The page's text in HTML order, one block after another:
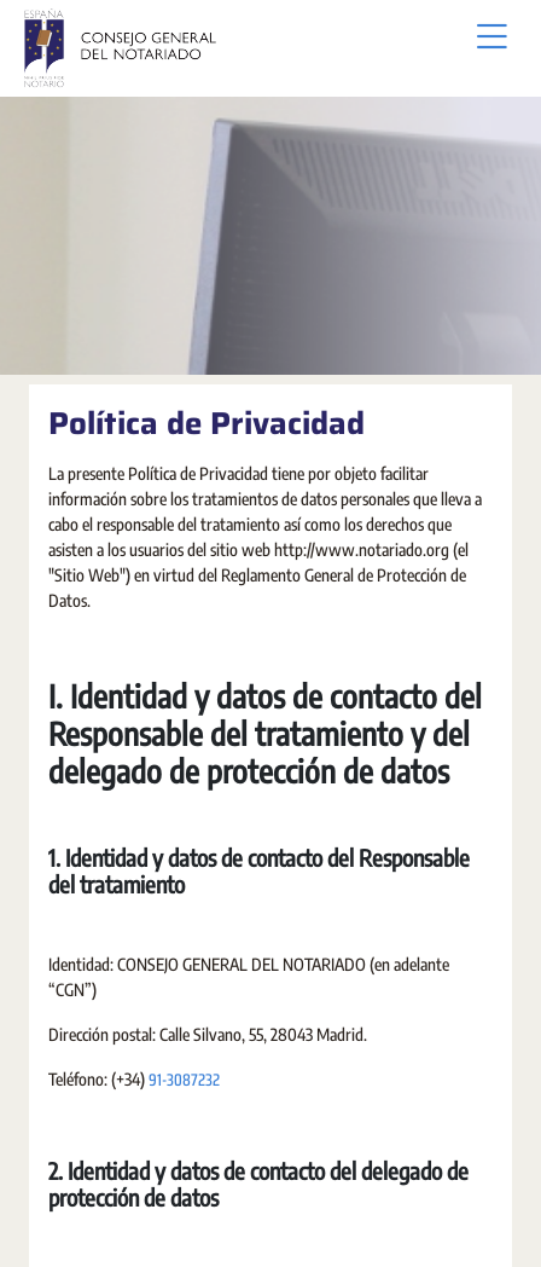
Salta al contingut principal
Política de Privacidad
La presente Política de Privacidad tiene por objeto facilitar
información sobre los tratamientos de datos personales que lleva a
cabo el responsable del tratamiento así como los derechos que
asisten a los usuarios del sitio web http://www.notariado.org (el
"Sitio Web") en virtud del Reglamento General de Protección de
Datos.
I. Identidad y datos de contacto del
Responsable del tratamiento y del
delegado de protección de datos
1. Identidad y datos de contacto del Responsable
del tratamiento
Identidad: CONSEJO GENERAL DEL NOTARIADO (en adelante
“CGN”)
Dirección postal: Calle Silvano, 55, 28043 Madrid.
Teléfono: (+34)91-3087232
2. Identidad y datos de contacto del delegado de
protección de datos